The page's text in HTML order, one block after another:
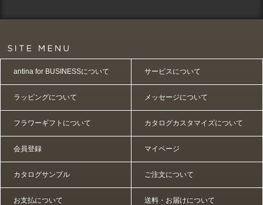
antina for BUSINESSについて サービスについて
ラッピングについて メッセージについて
フラワーギフトについて カタログカスタマイズについて
会員登録 マイページ
カタログサンプル ご注文について
お支払について 送料・お届けについて